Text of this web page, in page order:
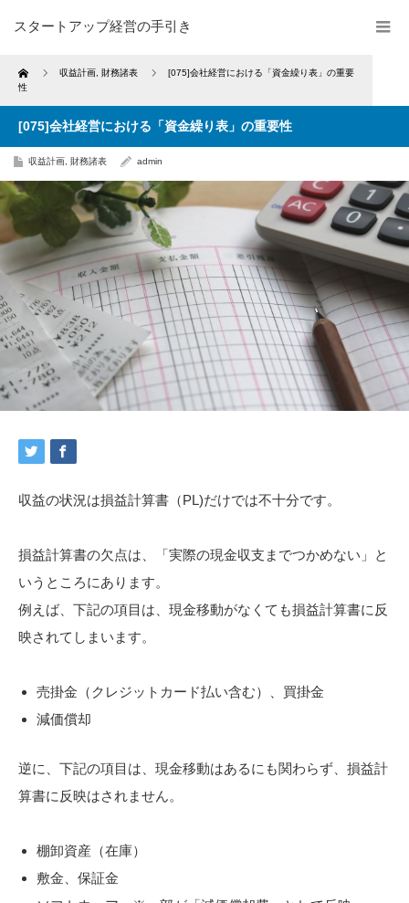
スタートアップ経営の手引き
Home 収益計画 財務諸表
[075]会社経営における「資金繰り表」の重要
性
[075]会社経営における「資金繰り表」の重要性
収益計画 財務諸表 admin
収益の状況は損益計算書（PL)だけでは不十分です。
損益計算書の欠点は、「実際の現金収支までつかめない」と
いうところにあります。
例えば、下記の項目は、現金移動がなくても損益計算書に反
映されてしまいます。
売掛金（クレジットカード払い含む）、買掛金
減価償却
逆に、下記の項目は、現金移動はあるにも関わらず、損益計
算書に反映はされません。
棚卸資産（在庫）
敷金、保証金